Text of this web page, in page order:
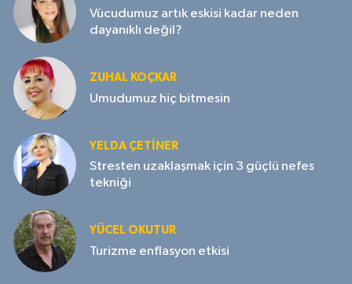
Vücudumuz artık eskisi kadar neden
dayanıklı değil?
ZUHAL KOÇKAR
Umudumuz hiç bitmesin
YELDA ÇETİNER
Stresten uzaklaşmak için 3 güçlü nefes
tekniği
YÜCEL OKUTUR
Turizme enflasyon etkisi